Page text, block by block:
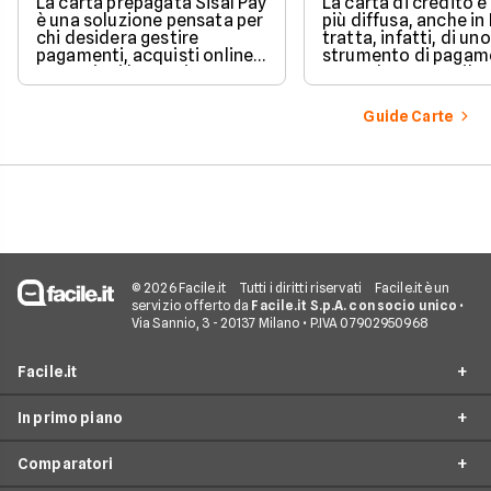
è una soluzione pensata per
chi desidera gestire
pagamenti, acquisti online e
operazioni bancarie
quotidiane senza aprire un
più diffusa, anche in
tratta, infatti, di uno
strumento di
comodo e versatile.
Vediamo quindi di
tratta quando si
carte di credito.
Guide Carte
© 2026 Facile.it Tutti i diritti riservati
Facile.it è un
servizio offerto da Facile.it S.p.A. con socio unico •
Via Sannio, 3 - 20137 Milano • P.IVA 07902950968
Facile.it
Assicurazioni
Prestiti
In primo piano
Conto Online
Comparatori